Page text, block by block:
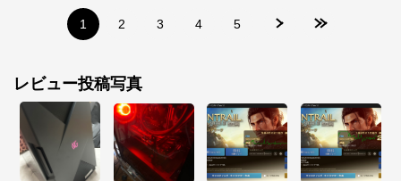
1 2 3 4 5
レビュー投稿写真
マウスコンピューター[公式]
マウスコンピューターは、お客様のご利用目的・ご予
算に沿って、自由にカスタマイズしたBTO（Build To
Order）パソコンをご提供する、国内生産のパソコン
メーカーです。
当社パソコンには「3年間無償保証（一部製品を除